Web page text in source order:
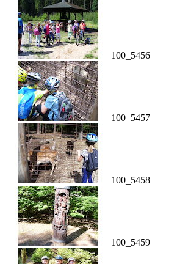
100_5456
100_5457
100_5458
100_5459